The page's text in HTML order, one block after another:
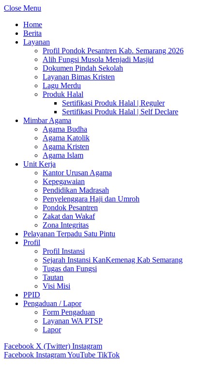
Close Menu
Home
Berita
Layanan
Profil Pondok Pesantren Kab. Semarang 2026
Alih Fungsi Musola Menjadi Masjid
Dokumen Pindah Sekolah
Layanan Bimas Kristen
Lagu Merdu
Produk Halal
Sertifikasi Produk Halal | Reguler
Sertifikasi Produk Halal | Self Declare
Mimbar Agama
Agama Budha
Agama Katolik
Agama Kristen
Agama Islam
Unit Kerja
Kantor Urusan Agama
Kepegawaian
Pendidikan Madrasah
Penyelenggara Haji dan Umroh
Pondok Pesantren
Zakat dan Wakaf
Zona Integritas
Pelayanan Terpadu Satu Pintu
Profil
Profil Instansi
Sejarah Instansi KanKemenag Kab Semarang
Tugas dan Fungsi
Tautan
Visi Misi
PPID
Pengaduan / Lapor
Form Pengaduan
Layanan WA PTSP
Lapor
Facebook X (Twitter) Instagram
Facebook InstagramYouTube TikTok